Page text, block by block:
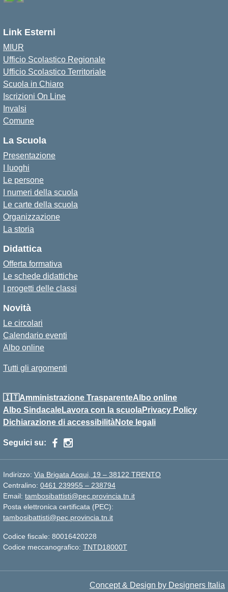
Link Esterni
MIUR
Ufficio Scolastico Regionale
Ufficio Scolastico Territoriale
Scuola in Chiaro
Iscrizioni On Line
Invalsi
Comune
La Scuola
Presentazione
I luoghi
Le persone
I numeri della scuola
Le carte della scuola
Organizzazione
La storia
Didattica
Offerta formativa
Le schede didattiche
I progetti delle classi
Novità
Le circolari
Calendario eventi
Albo online
Tutti gli argomenti
🇮🇹Amministrazione TrasparenteAlbo online
Albo SindacaleLavora con la scuolaPrivacy Policy
Dichiarazione di accessibilitàNote legali
Seguici su:
Indirizzo: Via Brigata Acqui, 19 – 38122 TRENTO
Centralino: 0461 239955 – 238794
Email: tambosibattisti@pec.provincia.tn.it
Posta elettronica certificata (PEC):
tambosibattisti@pec.provincia.tn.it
Codice fiscale: 80016420228
Codice meccanografico: TNTD18000T
Concept & Design by Designers Italia